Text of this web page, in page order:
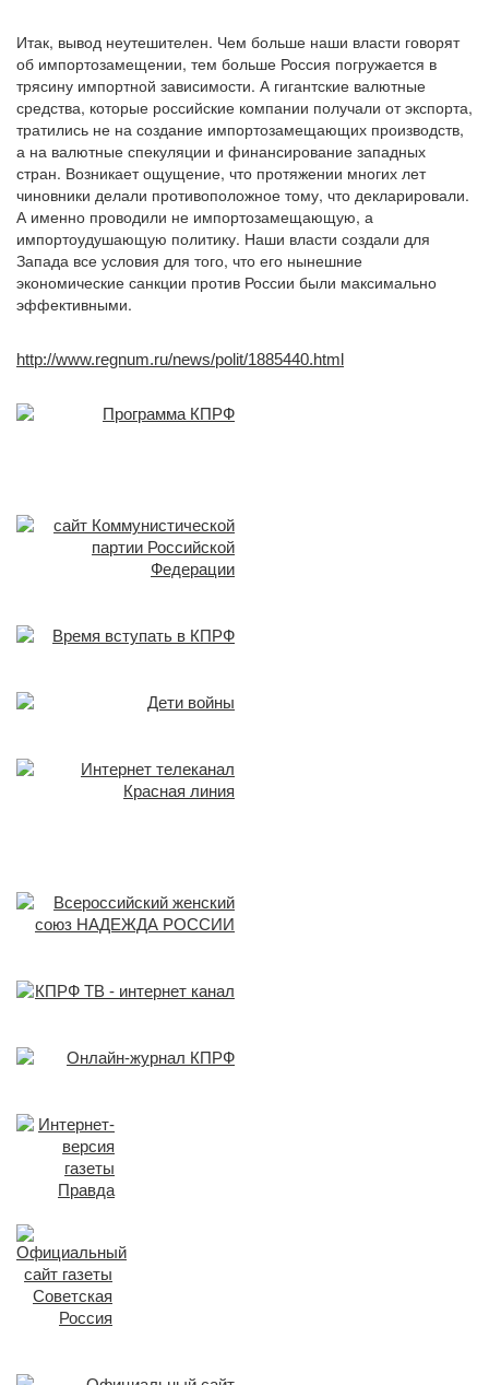
Итак, вывод неутешителен. Чем больше наши власти говорят
об импортозамещении, тем больше Россия погружается в
трясину импортной зависимости. А гигантские валютные
средства, которые российские компании получали от экспорта,
тратились не на создание импортозамещающих производств,
а на валютные спекуляции и финансирование западных
стран. Возникает ощущение, что протяжении многих лет
чиновники делали противоположное тому, что декларировали.
А именно проводили не импортозамещающую, а
импортоудушающую политику. Наши власти создали для
Запада все условия для того, что его нынешние
экономические санкции против России были максимально
эффективными.
http://www.regnum.ru/news/polit/1885440.html